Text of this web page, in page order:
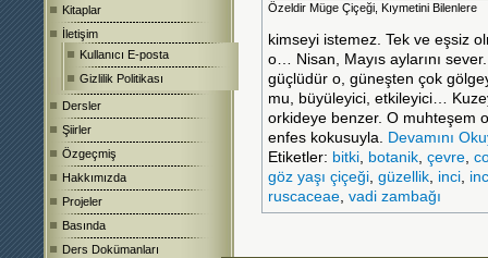
Kitaplar
İletişim
Kullanıcı E-posta
Gizlilik Politikası
Dersler
Şiirler
Özgeçmiş
Hakkımızda
Projeler
Basında
Ders Dokümanları
Özeldir Müge Çiçeği, Kıymetini Bilenlere
kimseyi istemez. Tek ve eşsiz
o… Nisan, Mayıs aylarını
güçlüdür o, güneşten çok
mu, büyüleyici, etkileyici…
orkideye benzer. O muhteşem
enfes kokusuyla. Devamını
Etiketler: bitki, botanik, çevre,
göz yaşı çiçeği, güzellik, inci,
ruscaceae, vadi zambağı